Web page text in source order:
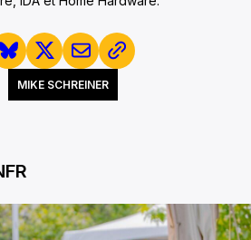
MIKE SCHREINER